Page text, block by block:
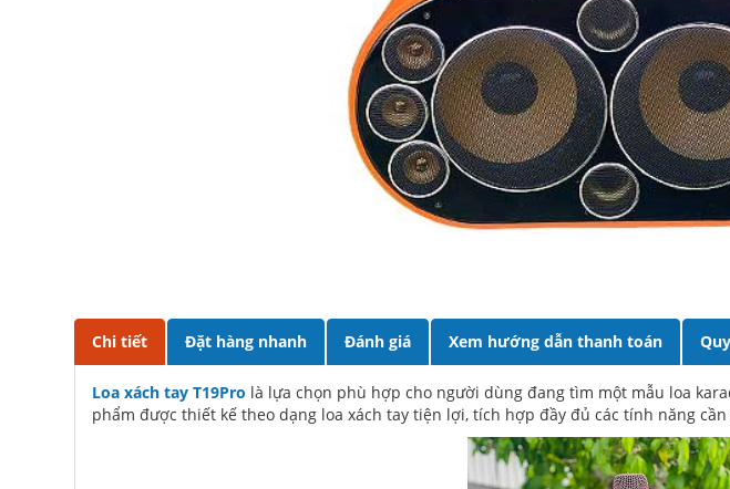
Chi tiết Đặt hàng nhanh Đánh giá Xem hướng dẫn thanh toán
Loa xách tay T19Pro là lựa chọn phù hợp cho người dùng đang tìm một mẫu loa
phẩm được thiết kế theo dạng loa xách tay tiện lợi, tích hợp đầy đủ các tính năng